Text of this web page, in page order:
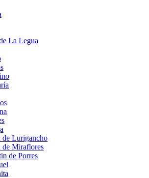
La Legua
de Lurigancho
de Miraflores
de Porres